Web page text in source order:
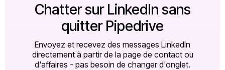
Chatter sur LinkedIn sans
quitter Pipedrive
Envoyez et recevez des messages LinkedIn
directement à partir de la page de contact ou
d'affaires - pas besoin de changer d'onglet.